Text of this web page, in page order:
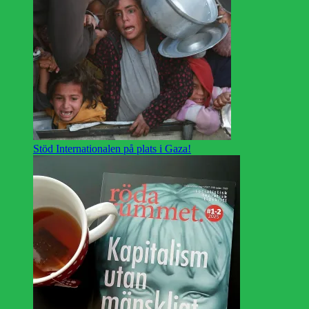
Stöd Internationalen på plats i Gaza!